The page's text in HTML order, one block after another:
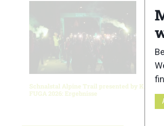
Schnalstal Alpine Trail presented by KAILAS
FUGA 2026: Ergebnisse